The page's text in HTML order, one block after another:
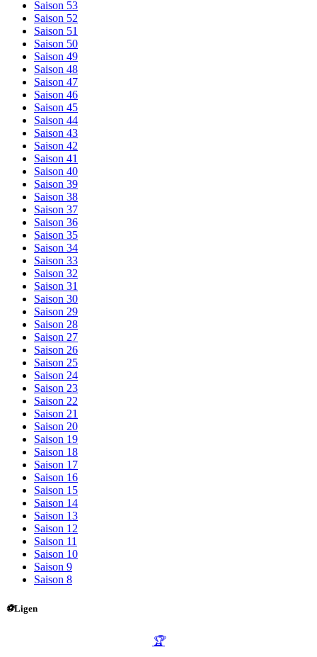
Saison 53
Saison 52
Saison 51
Saison 50
Saison 49
Saison 48
Saison 47
Saison 46
Saison 45
Saison 44
Saison 43
Saison 42
Saison 41
Saison 40
Saison 39
Saison 38
Saison 37
Saison 36
Saison 35
Saison 34
Saison 33
Saison 32
Saison 31
Saison 30
Saison 29
Saison 28
Saison 27
Saison 26
Saison 25
Saison 24
Saison 23
Saison 22
Saison 21
Saison 20
Saison 19
Saison 18
Saison 17
Saison 16
Saison 15
Saison 14
Saison 13
Saison 12
Saison 11
Saison 10
Saison 9
Saison 8
⚽Ligen
🏆